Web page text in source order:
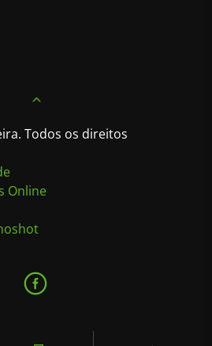
Todos os direitos
Online